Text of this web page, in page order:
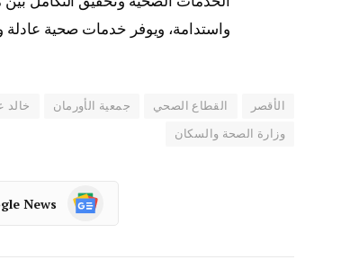
واستدامة، ويوفر خدمات صحية عادلة
الأقصر القطاع الصحي جمعية الأورمان خالد
وزارة الصحة والسكان
News